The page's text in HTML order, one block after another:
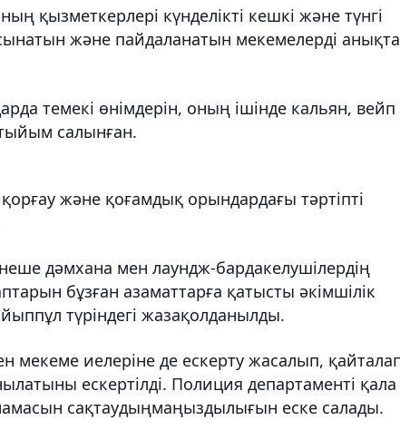
қызметкерлері күнделікті кешкі және түнгі
және пайдаланатын мекемелерді
темекі өнімдерін, оның ішінде кальян, вейп
салынған.
және қоғамдық орындардағы тәртіпті
дәмхана мен лаундж-бардакелушілердің
бұзған азаматтарға қатысты әкімшілік
түріндегі жазақолданылды.
мекеме иелеріне де ескерту жасалып,
ескертілді. Полиция департаменті қала
сақтаудыңмаңыздылығын еске салады.